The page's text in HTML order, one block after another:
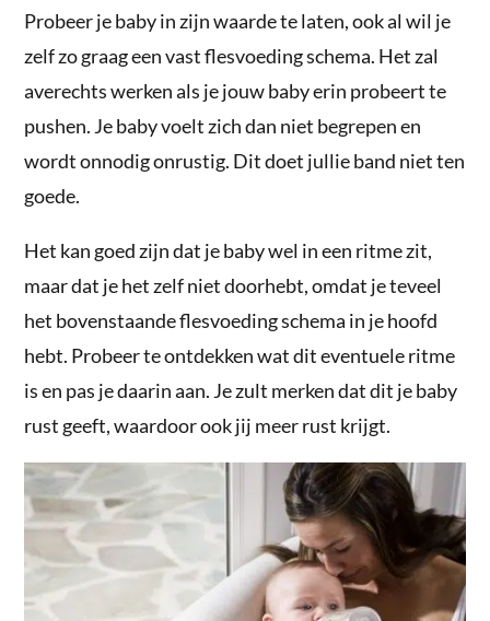
Probeer je baby in zijn waarde te laten, ook al wil je
zelf zo graag een vast flesvoeding schema. Het zal
averechts werken als je jouw baby erin probeert te
pushen. Je baby voelt zich dan niet begrepen en
wordt onnodig onrustig. Dit doet jullie band niet ten
goede.
Het kan goed zijn dat je baby wel in een ritme zit,
maar dat je het zelf niet doorhebt, omdat je teveel
het bovenstaande flesvoeding schema in je hoofd
hebt. Probeer te ontdekken wat dit eventuele ritme
is en pas je daarin aan. Je zult merken dat dit je baby
rust geeft, waardoor ook jij meer rust krijgt.